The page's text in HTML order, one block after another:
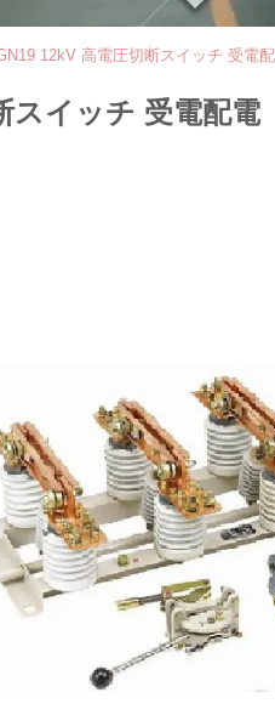
12kV 高電圧切断スイッチ 受電
スイッチ 受電配電